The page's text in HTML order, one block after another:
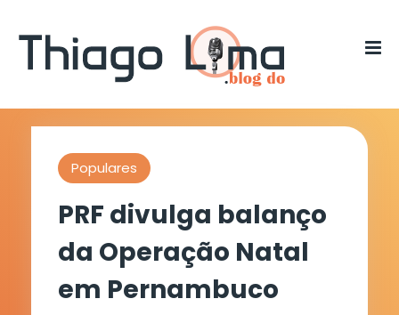
Populares
PRF divulga balanço
da Operação Natal
em Pernambuco